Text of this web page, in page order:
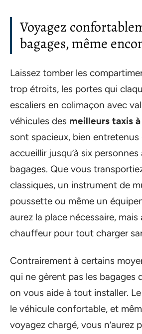
Voyagez
bagages, même
Laissez tomber les
trop étroits, les portes qui
escaliers en colimaçon avec
véhicules des meilleurs taxis
sont spacieux, bien
accueillir jusqu’à six personnes
bagages. Que vous
classiques, un instrument de
poussette ou même un
aurez la place nécessaire, mais
chauffeur pour tout charger
Contrairement à certains
qui ne gèrent pas les bagages
on vous aide à tout installer.
le véhicule confortable, et
voyagez chargé, vous n’aurez